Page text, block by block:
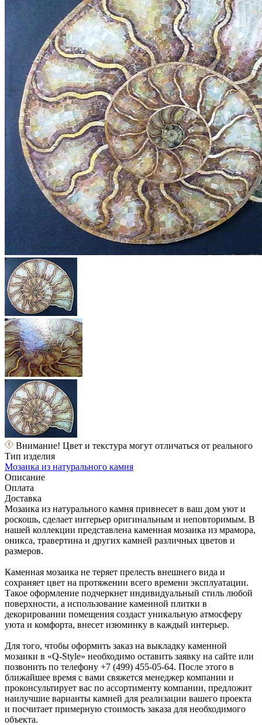
Внимание! Цвет и текстура могут отличаться от реального
Тип изделия
Мозаика из натурального камня
Описание
Оплата
Доставка
Мозаика из натурального камня привнесет в ваш дом уют и
роскошь, сделает интерьер оригинальным и неповторимым. В
нашей коллекции представлена каменная мозаика из мрамора,
оникса, травертина и других камней различных цветов и
размеров.
Каменная мозаика не теряет прелесть внешнего вида и
сохраняет цвет на протяжении всего времени эксплуатации.
Такое оформление подчеркнет индивидуальный стиль любой
поверхности, а использование каменной плитки в
декорировании помещения создаст уникальную атмосферу
уюта и комфорта, внесет изюминку в каждый интерьер.
Для того, чтобы оформить заказ на выкладку каменной
мозаики в «Q-Style» необходимо оставить заявку на сайте или
позвонить по телефону +7 (499) 455-05-64. После этого в
ближайшее время с вами свяжется менеджер компании и
проконсультирует вас по ассортименту компании, предложит
наилучшие варианты камней для реализации вашего проекта
и посчитает примерную стоимость заказа для необходимого
объекта.